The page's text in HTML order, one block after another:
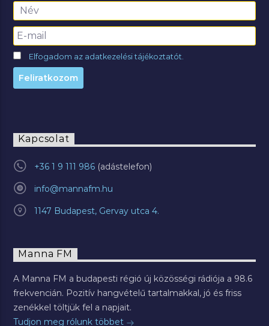
Elfogadom az adatkezelési tájékoztatót.
Kapcsolat
+36 1 9 111 986
info@mannafm.hu
1147 Budapest, Gervay utca 4.
Manna FM
A Manna FM a budapesti régió új közösségi rádiója a 98.6
frekvencián. Pozitív hangvételű tartalmakkal, jó és friss
zenékkel töltjük fel a napjait.
Tudjon meg rólunk többet